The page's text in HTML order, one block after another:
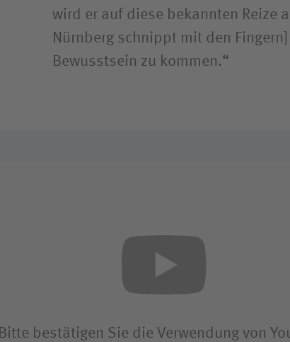
wird er auf diese bekannten Reize
Nürnberg schnippt mit den
Bewusstsein zu kommen.“
Bitte bestätigen Sie die Verwendung von